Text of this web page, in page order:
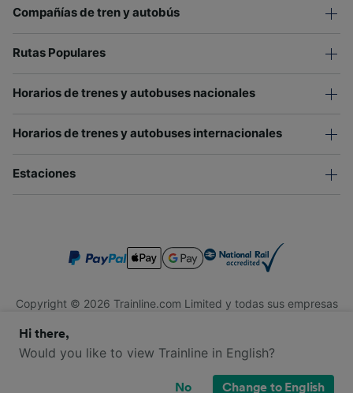
Compañías de tren y autobús
Rutas Populares
Horarios de trenes y autobuses nacionales
Horarios de trenes y autobuses internacionales
Estaciones
Copyright © 2026 Trainline.com Limited y todas sus empresas
Trainline.com Limited está registrada en Inglaterra y Gales.
Compañía No. 3846791. Dirección: 1 Stonecutter St, Londres
Hi there,
Would you like to view Trainline in English?
No Change to English